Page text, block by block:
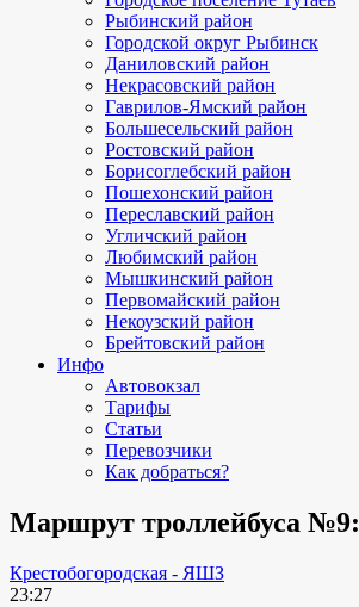
Рыбинский район
Городской округ Рыбинск
Даниловский район
Некрасовский район
Гаврилов-Ямский район
Большесельский район
Ростовский район
Борисоглебский район
Пошехонский район
Переславский район
Угличский район
Любимский район
Мышкинский район
Первомайский район
Некоузский район
Брейтовский район
Инфо
Автовокзал
Тарифы
Статьи
Перевозчики
Как добраться?
Маршрут троллейбуса №9:
Крестобогородская - ЯШЗ
23:27